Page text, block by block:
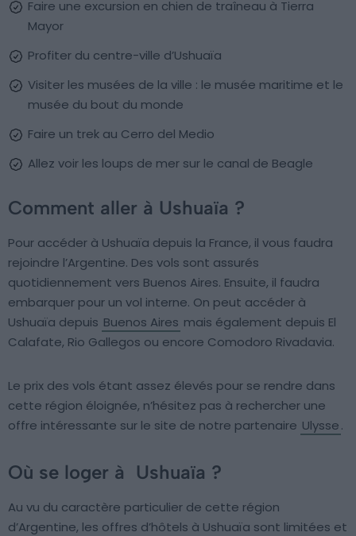
Faire une excursion en chien de traîneau à Tierra
Mayor
Profiter du centre-ville d’Ushuaïa
Visiter les musées de la ville : le musée maritime et le
musée du bout du monde
Faire un trek au Cerro del Medio
Allez voir les loups de mer sur le canal de Beagle
Comment aller à Ushuaïa ?
Pour accéder à Ushuaïa depuis la France, il vous faudra
rejoindre l’Argentine. Des vols sont assurés
quotidiennement vers Buenos Aires. Ensuite, il faudra
embarquer pour un vol interne. On peut accéder à
Ushuaïa depuis Buenos Aires mais également depuis El
Calafate, Rio Gallegos ou encore Comodoro Rivadavia.
Le prix des vols étant assez élevés pour se rendre dans
cette région éloignée, n’hésitez pas à rechercher une
offre intéressante sur le site de notre partenaire Ulysse.
Où se loger à Ushuaïa ?
Au vu du caractère particulier de cette région
d’Argentine, les offres d’hôtels à Ushuaïa sont limitées et